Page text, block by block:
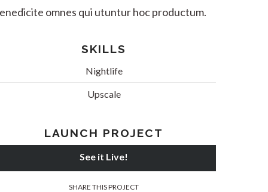
omnes qui utuntur hoc productum.
SKILLS
Nightlife
Upscale
LAUNCH PROJECT
See it Live!
SHARE THIS PROJECT